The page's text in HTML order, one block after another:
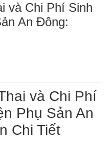
và Chi Phí Sinh
An Đông:
và Chi Phí
Phụ Sản An
Chi Tiết